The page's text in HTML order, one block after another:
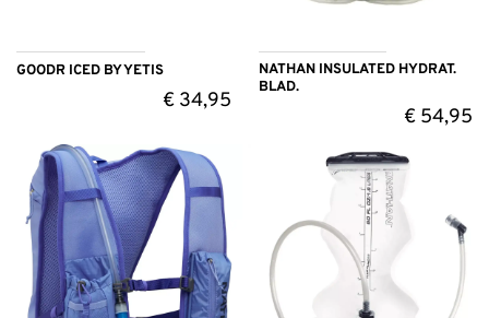
GOODR ICED BY YETIS
€34,95
NATHAN INSULATED HYDRAT.
BLAD.
€ 54,95